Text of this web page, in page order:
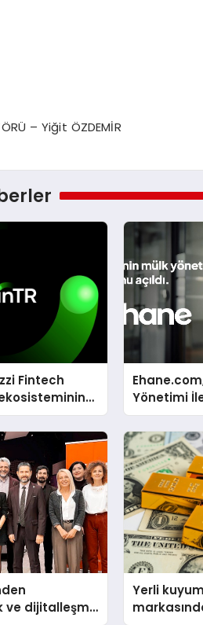
– Yiğit ÖZDEMİR
Fintech
ağırlayacak
Yönetimi
Stokunu
ve dijitalleşme
Yerli